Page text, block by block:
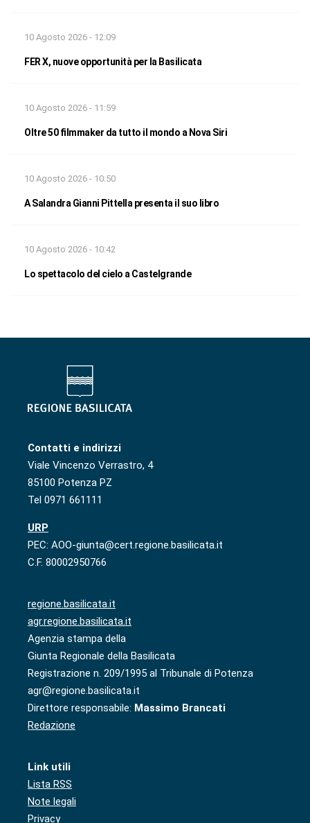
10 Agosto 2026 - 12:09
FER X, nuove opportunità per la Basilicata
10 Agosto 2026 - 11:59
Oltre 50 filmmaker da tutto il mondo a Nova Siri
10 Agosto 2026 - 10:50
A Salandra Gianni Pittella presenta il suo libro
10 Agosto 2026 - 10:42
Lo spettacolo del cielo a Castelgrande
Contatti e indirizzi
Viale Vincenzo Verrastro, 4
85100 Potenza PZ
Tel 0971 661111
URP
PEC: AOO-giunta@cert.regione.basilicata.it
C.F. 80002950766
regione.basilicata.it
agr.regione.basilicata.it
Agenzia stampa della
Giunta Regionale della Basilicata
Registrazione n. 209/1995 al Tribunale di Potenza
agr@regione.basilicata.it
Direttore responsabile: Massimo Brancati
Redazione
Link utili
Lista RSS
Note legali
Privacy